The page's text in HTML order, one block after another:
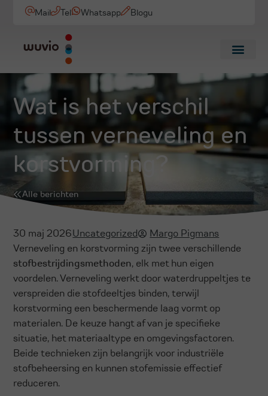
Mail Tel Whatsapp Blogu
Wat is het verschil
tussen verneveling en
korstvorming?
Alle berichten
30 maj 2026Uncategorized
Margo Pigmans
Verneveling en korstvorming zijn twee verschillende
stofbestrijdingsmethoden, elk met hun eigen
voordelen. Verneveling werkt door waterdruppeltjes te
verspreiden die stofdeeltjes binden, terwijl
korstvorming een beschermende laag vormt op
materialen. De keuze hangt af van je specifieke
situatie, het materiaaltype en omgevingsfactoren.
Beide technieken zijn belangrijk voor industriële
stofbeheersing en kunnen stofemissie effectief
reduceren.